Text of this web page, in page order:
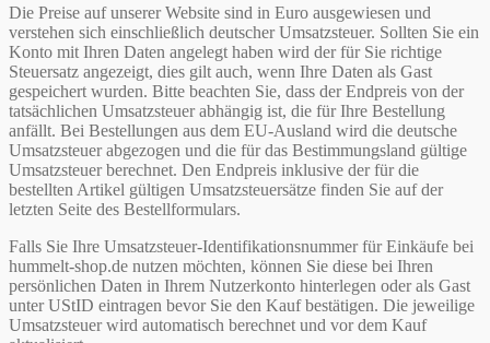
Die Preise auf unserer Website sind in Euro ausgewiesen und
verstehen sich einschließlich deutscher Umsatzsteuer. Sollten Sie ein
Konto mit Ihren Daten angelegt haben wird der für Sie richtige
Steuersatz angezeigt, dies gilt auch, wenn Ihre Daten als Gast
gespeichert wurden. Bitte beachten Sie, dass der Endpreis von der
tatsächlichen Umsatzsteuer abhängig ist, die für Ihre Bestellung
anfällt. Bei Bestellungen aus dem EU-Ausland wird die deutsche
Umsatzsteuer abgezogen und die für das Bestimmungsland gültige
Umsatzsteuer berechnet. Den Endpreis inklusive der für die
bestellten Artikel gültigen Umsatzsteuersätze finden Sie auf der
letzten Seite des Bestellformulars.
Falls Sie Ihre Umsatzsteuer-Identifikationsnummer für Einkäufe bei
hummelt-shop.de nutzen möchten, können Sie diese bei Ihren
persönlichen Daten in Ihrem Nutzerkonto hinterlegen oder als Gast
unter UStID eintragen bevor Sie den Kauf bestätigen. Die jeweilige
Umsatzsteuer wird automatisch berechnet und vor dem Kauf